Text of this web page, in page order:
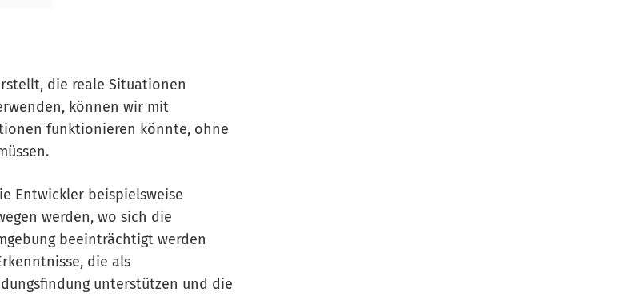
die reale Situationen
können wir mit
funktionieren könnte, ohne
Entwickler beispielsweise
werden, wo sich die
beeinträchtigt werden
die als
unterstützen und die